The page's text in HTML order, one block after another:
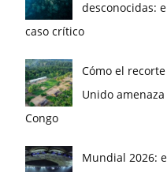
desconocidas:
caso crítico
Cómo el
Unido
Congo
Mundial 2026: